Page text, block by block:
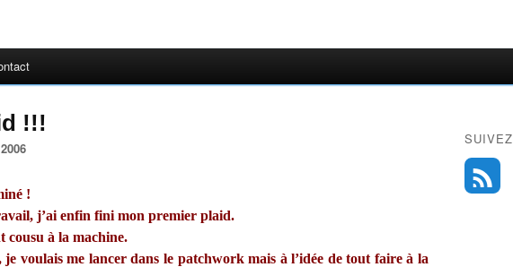
!!!
!
j’ai enfin fini mon premier plaid.
cousu à la machine.
je voulais me lancer dans le patchwork mais à l’idée de tout faire à la